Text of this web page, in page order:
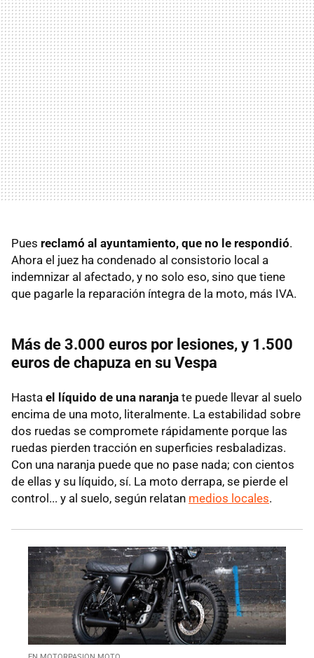
Pues reclamó al ayuntamiento, que no le respondió.
Ahora el juez ha condenado al consistorio local a
indemnizar al afectado, y no solo eso, sino que tiene
que pagarle la reparación íntegra de la moto, más IVA.
Más de 3.000 euros por lesiones, y 1.500
euros de chapuza en su Vespa
Hasta el líquido de una naranja te puede llevar al suelo
encima de una moto, literalmente. La estabilidad sobre
dos ruedas se compromete rápidamente porque las
ruedas pierden tracción en superficies resbaladizas.
Con una naranja puede que no pase nada; con cientos
de ellas y su líquido, sí. La moto derrapa, se pierde el
control... y al suelo, según relatan medios locales.